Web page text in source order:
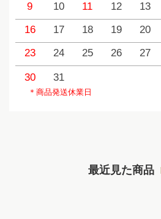
9
10 11 12 13
16
17 18 19 20
23
24 25 26 27
30 31
＊商品発送休業日
最近見た商品